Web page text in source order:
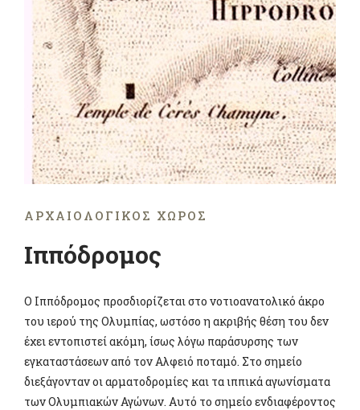
ΑΡΧΑΙΟΛΟΓΙΚΌΣ ΧΏΡΟΣ
Ιππόδρομος
Ο Ιππόδρομος προσδιορίζεται στο νοτιοανατολικό άκρο
του ιερού της Ολυμπίας, ωστόσο η ακριβής θέση του δεν
έχει εντοπιστεί ακόμη, ίσως λόγω παράσυρσης των
εγκαταστάσεων από τον Αλφειό ποταμό. Στο σημείο
διεξάγονταν οι αρματοδρομίες και τα ιππικά αγωνίσματα
των Ολυμπιακών Αγώνων. Αυτό το σημείο ενδιαφέροντος